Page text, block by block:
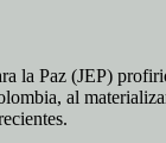
la Paz (JEP)
al